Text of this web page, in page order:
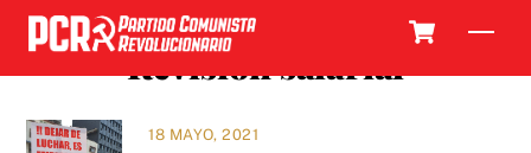
Skip
content
Revisión salarial
18 MAYO, 2021